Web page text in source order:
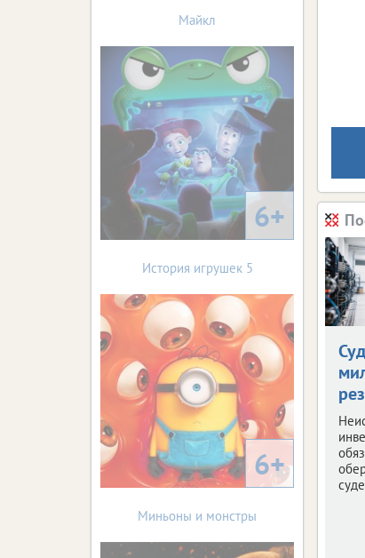
Майкл
6+
История игрушек 5
6+
Миньоны и монстры